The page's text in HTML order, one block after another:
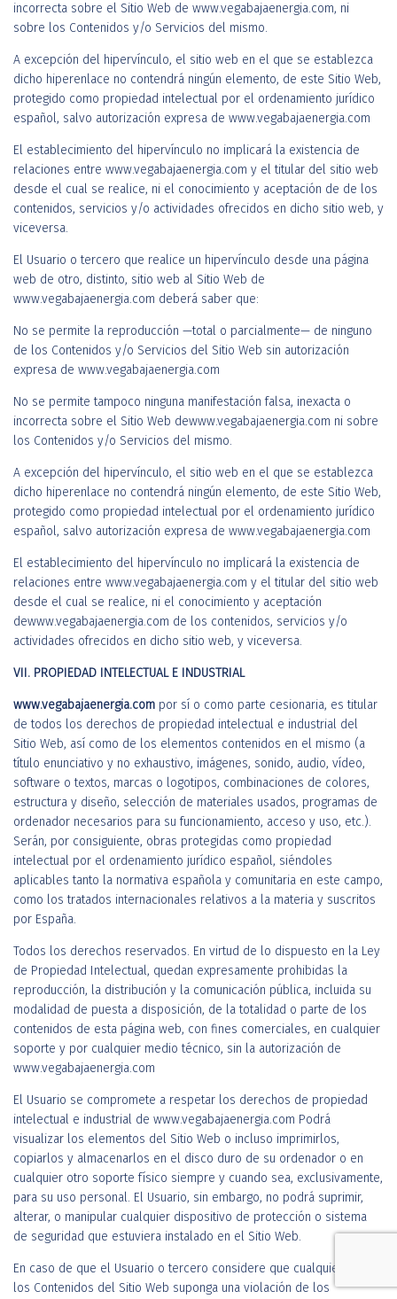
incorrecta sobre el Sitio Web de www.vegabajaenergia.com, ni
sobre los Contenidos y/o Servicios del mismo.
A excepción del hipervínculo, el sitio web en el que se establezca
dicho hiperenlace no contendrá ningún elemento, de este Sitio Web,
protegido como propiedad intelectual por el ordenamiento jurídico
español, salvo autorización expresa de www.vegabajaenergia.com
El establecimiento del hipervínculo no implicará la existencia de
relaciones entre www.vegabajaenergia.com y el titular del sitio web
desde el cual se realice, ni el conocimiento y aceptación de de los
contenidos, servicios y/o actividades ofrecidos en dicho sitio web, y
viceversa.
El Usuario o tercero que realice un hipervínculo desde una página
web de otro, distinto, sitio web al Sitio Web de
www.vegabajaenergia.com deberá saber que:
No se permite la reproducción —total o parcialmente— de ninguno
de los Contenidos y/o Servicios del Sitio Web sin autorización
expresa de www.vegabajaenergia.com
No se permite tampoco ninguna manifestación falsa, inexacta o
incorrecta sobre el Sitio Web dewww.vegabajaenergia.com ni sobre
los Contenidos y/o Servicios del mismo.
A excepción del hipervínculo, el sitio web en el que se establezca
dicho hiperenlace no contendrá ningún elemento, de este Sitio Web,
protegido como propiedad intelectual por el ordenamiento jurídico
español, salvo autorización expresa de www.vegabajaenergia.com
El establecimiento del hipervínculo no implicará la existencia de
relaciones entre www.vegabajaenergia.com y el titular del sitio web
desde el cual se realice, ni el conocimiento y aceptación
dewww.vegabajaenergia.com de los contenidos, servicios y/o
actividades ofrecidos en dicho sitio web, y viceversa.
VII. PROPIEDAD INTELECTUAL E INDUSTRIAL
www.vegabajaenergia.com por sí o como parte cesionaria, es titular
de todos los derechos de propiedad intelectual e industrial del
Sitio Web, así como de los elementos contenidos en el mismo (a
título enunciativo y no exhaustivo, imágenes, sonido, audio, vídeo,
software o textos, marcas o logotipos, combinaciones de colores,
estructura y diseño, selección de materiales usados, programas de
ordenador necesarios para su funcionamiento, acceso y uso, etc.).
Serán, por consiguiente, obras protegidas como propiedad
intelectual por el ordenamiento jurídico español, siéndoles
aplicables tanto la normativa española y comunitaria en este campo,
como los tratados internacionales relativos a la materia y suscritos
por España.
Todos los derechos reservados. En virtud de lo dispuesto en la Ley
de Propiedad Intelectual, quedan expresamente prohibidas la
reproducción, la distribución y la comunicación pública, incluida su
modalidad de puesta a disposición, de la totalidad o parte de los
contenidos de esta página web, con fines comerciales, en cualquier
soporte y por cualquier medio técnico, sin la autorización de
www.vegabajaenergia.com
El Usuario se compromete a respetar los derechos de propiedad
intelectual e industrial de www.vegabajaenergia.com Podrá
visualizar los elementos del Sitio Web o incluso imprimirlos,
copiarlos y almacenarlos en el disco duro de su ordenador o en
cualquier otro soporte físico siempre y cuando sea, exclusivamente,
para su uso personal. El Usuario, sin embargo, no podrá suprimir,
alterar, o manipular cualquier dispositivo de protección o sistema
de seguridad que estuviera instalado en el Sitio Web.
En caso de que el Usuario o tercero considere que cualquiera de
los Contenidos del Sitio Web suponga una violación de los